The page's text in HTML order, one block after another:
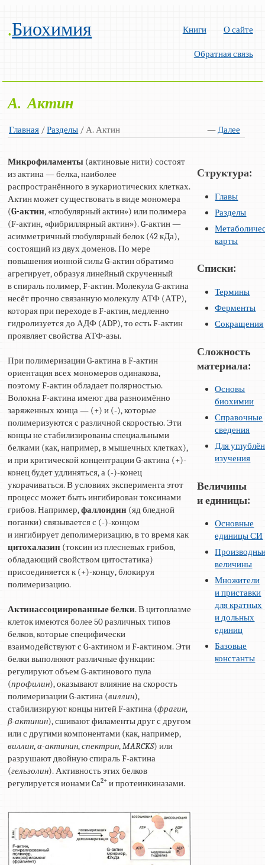
.Биохимия Книги О сайте
Обратная связь
А. Актин
Главная / —Далее
Разделы / А. Актин
Микрофиламенты (актиновые нити) состоят
из актина — белка, наиболее
распространённого в эукариотических клетках.
Актин может существовать в виде мономера
(G-актин, «глобулярный актин») или полимера
(F-актин, «фибриллярный актин»). G-актин —
асимметричный глобулярный белок (42 кДа),
состоящий из двух доменов. По мере
повышения ионной силы G-актин обратимо
агрегирует, образуя линейный скрученный
в спираль полимер, F-актин. Молекула G-актина
несёт прочно связанную молекулу АТФ (АТР),
которая при переходе в F-актин, медленно
гидролизуется до АДФ (ADP), то есть F-актин
проявляет свойства АТФ-азы.
При полимеризации G-актина в F-актин
ориентация всех мономеров одинакова,
поэтому F-актин обладает полярностью.
Волокна F-актина имеют два разноимённо
заряженных конца — (+) и (-), которые
полимеризуются с различной скоростью. Эти
концы не стабилизированы специальными
белками (как, например, в мышечных клетках),
и при критической концентрации G-актина (+)-
конец будет удлиняться, а (-)-конец
укорачиваться. В условиях эксперимента этот
процесс может быть ингибирован токсинами
грибов. Например,фаллоидин (яд бледной
поганки) связывается с (-)-концом
и ингибирует деполимеризацию, в то время как
цитохалазин (токсин из плесневых грибов,
обладающий свойством цитостатика)
присоединяется к (+)-концу, блокируя
полимеризацию.
Актинассоциированные белки. В цитоплазме
клеток имеются более 50 различных типов
белков, которые специфически
взаимодействуют с G-актином и F-актином. Эти
белки выполняют различные функции:
регулируют объем G-актинового пула
(профилин), оказывают влияние на скорость
полимеризации G-актина (виллин),
стабилизируют концы нитей F-актина (фрагин,
β-актинин), сшивают филаменты друг с другом
или с другими компонентами (как, например,
виллин,α-актинин,спектрин,MARCKS) или
разрушают двойную спираль F-актина
(гельзолин). Активность этих белков
регулируется ионами Ca2+ и протеинкиназами.
Структура:
Главы
Разделы
карты
Списки:
Термины
Ферменты
Сокращения
Сложность
материала:
Основы
биохимии
Справочные
сведения
Для
изучения
Величины
и единицы:
Основные
единицы СИ
величины
Множители
и приставки
для кратных
и дольных
единиц
Базовые
константы